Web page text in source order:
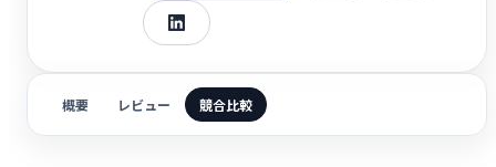
概要 レビュー 競合比較